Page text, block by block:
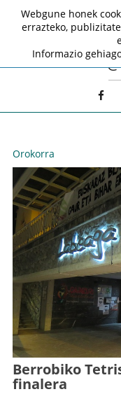
Orokorra
Berrobiko
finalera
Webgune honek
errazteko,
Informazio